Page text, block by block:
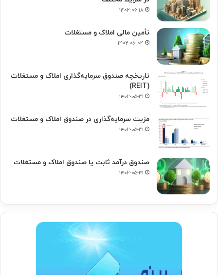
۱۴۰۲-۰۶-۱۸
تأمین مالی املاک و مستغلات
۱۴۰۲-۰۶-۰۴
تاریخچه صندوق سرمایه‌گذاری املاک و مستغلات
(REIT)
۱۴۰۲-۰۵-۳۱
مزیت سرمایه‌گذاری در صندوق املاک و مستغلات
۱۴۰۲-۰۵-۳۱
صندوق درآمد ثابت یا صندوق املاک و مستغلات
۱۴۰۲-۰۵-۳۱